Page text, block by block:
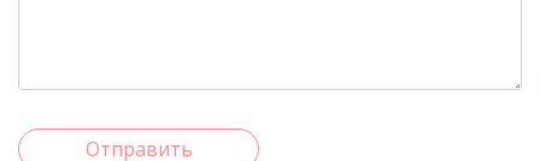
Отправить